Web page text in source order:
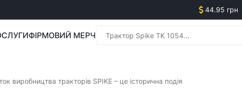
44.95 грн
ФІРМОВИЙ МЕРЧ
виробництва тракторів SPIKE – це історична подія